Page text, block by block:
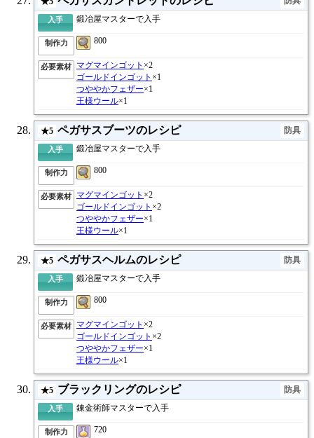
入手 鍛冶屋マスターで入手
制作力 800
必要素材 マグマインゴット ×2
ゴールドインゴット ×1
つややかフェザー×1
王様ウール×1
★5 ペガサスブーツのレシピ 防具
入手 鍛冶屋マスターで入手
制作力 800
必要素材 マグマインゴット ×2
ゴールドインゴット ×2
つややかフェザー×1
王様ウール×1
★5 ペガサスヘルムのレシピ 防具
入手 鍛冶屋マスターで入手
制作力 800
必要素材 マグマインゴット ×2
ゴールドインゴット ×2
つややかフェザー×1
王様ウール×1
★5 ブラックリングのレシピ 防具
入手 錬金術師マスターで入手
制作力 720